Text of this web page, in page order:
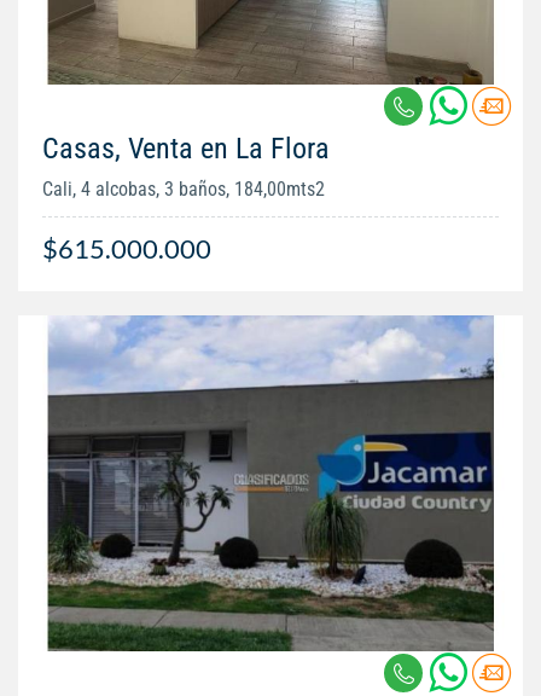
Casas, Venta en La Flora
Cali, 4 alcobas, 3 baños, 184,00mts2
$615.000.000